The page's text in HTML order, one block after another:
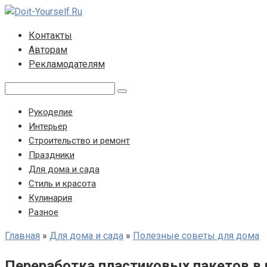
Перейти
контентуКонтакты
Авторам
Рекламодателям
Рукоделие
Интерьер
Строительство и ремонт
Праздники
Для дома и сада
Стиль и красота
Кулинария
Разное
Главная » Для дома и сада » Полезные советы для дома